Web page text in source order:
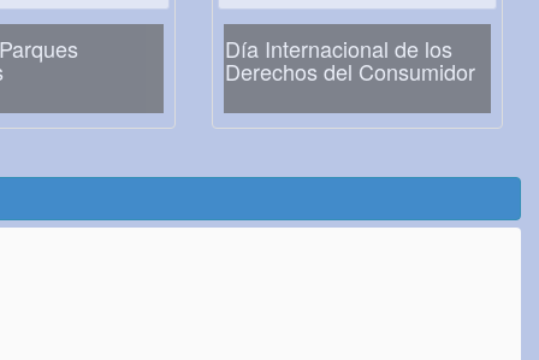
Día Internacional de los
Derechos del Consumidor